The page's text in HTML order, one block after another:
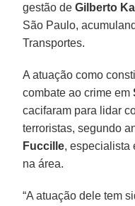
gestão deGilberto
São Paulo,
Transportes.
A atuação como
combate ao crime em
cacifaram para lidar
terroristas, segundo
Fuccille, especialista
na área.
“A atuação dele tem